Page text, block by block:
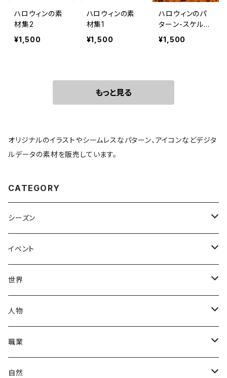
ハロウィンの素
材集2
¥1,500
ハロウィンの素
材集1
¥1,500
ハロウィンのパ
ターン-スケルト
ンミックス
¥1,500
もっと見る
オリジナルのイラストやシームレスなパターン、アイコンなどデジタ
ルデータの素材を販売しています。
CATEGORY
シーズン
春
夏
秋
冬
イベント
出産・育児
母の日
中秋節
クリスマス
世界
ハワイアン
パリ
ロシアン
人物
赤ちゃん
女性
職業
医者
自然